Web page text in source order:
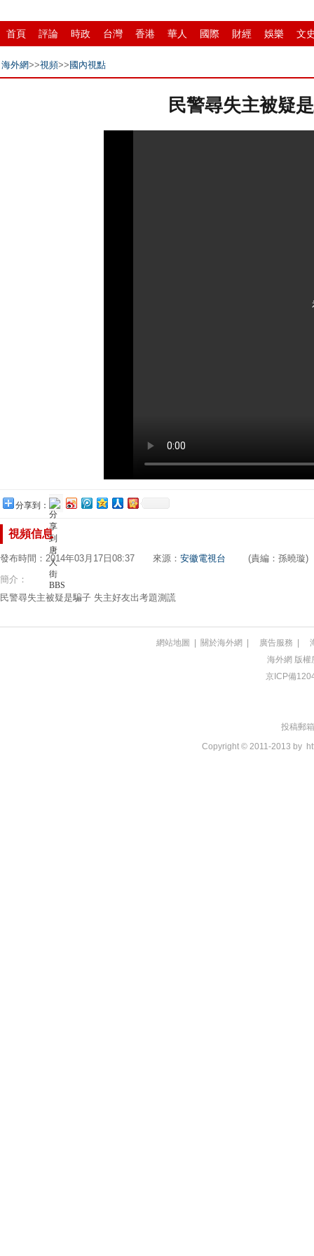
首頁 評論 時政 台灣 香港 華人 國際 財經 娛樂 文
縣域 環保 創投 成渝
海外網>>視頻>> 國內視點
民警尋失主被疑
分享到：
視頻信息
發布時間：2014年03月17日08:37 來源： 安徽電視台 (責編：孫曉璇)
簡介：
民警尋失主被疑是騙子 失主好友出考題測謊
網站地圖 | 關於海外網 | 廣告服務 |
海外網 版權
京ICP備
投稿郵
Copyright © 2011-2013 by